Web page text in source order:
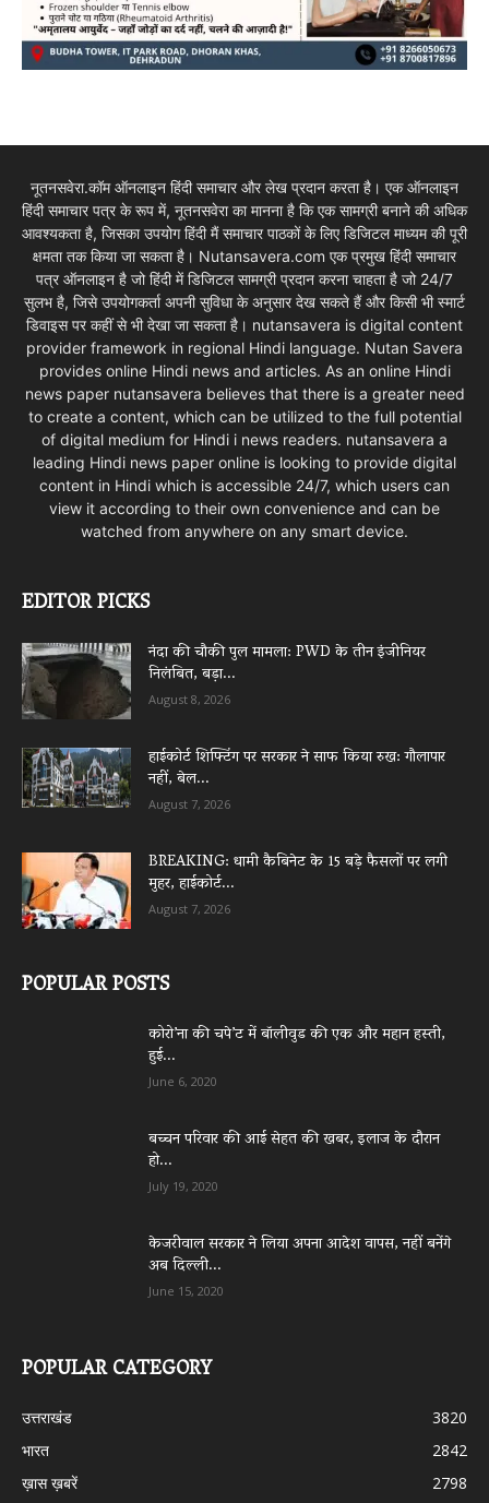
नूतनसवेरा.कॉम ऑनलाइन हिंदी समाचार और लेख प्रदान करता है। एक ऑनलाइन
हिंदी समाचार पत्र के रूप में, नूतनसवेरा का मानना है कि एक सामग्री बनाने की अधिक
आवश्यकता है, जिसका उपयोग हिंदी मैं समाचार पाठकों के लिए डिजिटल माध्यम की पूरी
क्षमता तक किया जा सकता है। Nutansavera.com एक प्रमुख हिंदी समाचार
पत्र ऑनलाइन है जो हिंदी में डिजिटल सामग्री प्रदान करना चाहता है जो 24/7
सुलभ है, जिसे उपयोगकर्ता अपनी सुविधा के अनुसार देख सकते हैं और किसी भी स्मार्ट
डिवाइस पर कहीं से भी देखा जा सकता है। nutansavera is digital content
provider framework in regional Hindi language. Nutan Savera
provides online Hindi news and articles. As an online Hindi
news paper nutansavera believes that there is a greater need
to create a content, which can be utilized to the full potential
of digital medium for Hindi i news readers. nutansavera a
leading Hindi news paper online is looking to provide digital
content in Hindi which is accessible 24/7, which users can
view it according to their own convenience and can be
watched from anywhere on any smart device.
EDITOR PICKS
नंदा की चौकी पुल मामला: PWD के तीन इंजीनियर
निलंबित, बड़ा...
August 8, 2026
हाईकोर्ट शिफ्टिंग पर सरकार ने साफ किया रुख: गौलापार
नहीं, बेल...
August 7, 2026
BREAKING: धामी कैबिनेट के 15 बड़े फैसलों पर लगी
मुहर, हाईकोर्ट...
August 7, 2026
POPULAR POSTS
कोरो’ना की चपे’ट में बॉलीवुड की एक और महान हस्ती,
हुई...
June 6, 2020
बच्चन परिवार की आई सेहत की खबर, इलाज के दौरान
हो...
July 19, 2020
केजरीवाल सरकार ने लिया अपना आदेश वापस, नहीं बनेंगे
अब दिल्ली...
June 15, 2020
POPULAR CATEGORY
उत्तराखंड
3820
भारत
2842
ख़ास ख़बरें
2798